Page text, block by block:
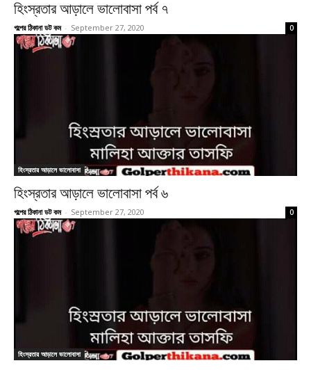
হিংস্রতার আড়ালে ভালোবাসা পর্ব ৭
গল্পের ঠিকানা ডট কম - September 27, 2020 0
হিংস্রতার আড়ালে ভালোবাসা
হিংস্রতার আড়ালে ভালোবাসা পর্ব ৬
গল্পের ঠিকানা ডট কম - September 27, 2020 0
হিংস্রতার আড়ালে ভালোবাসা